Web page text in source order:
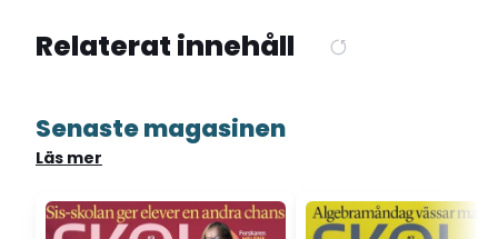
Relaterat innehåll
Senaste magasinen
Läs mer